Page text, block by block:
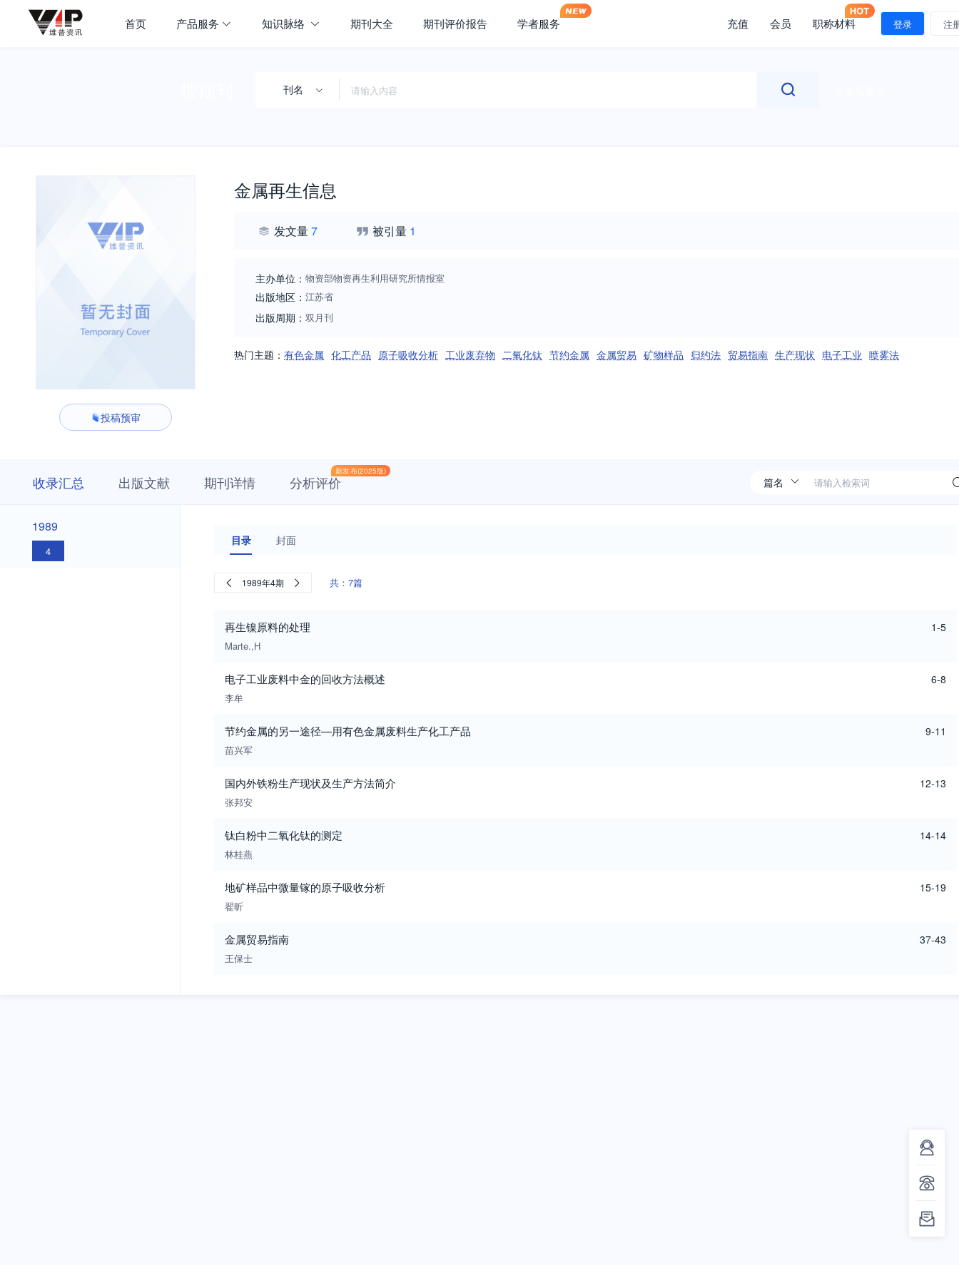
首页 产品服务 知识脉络 期刊大全 期刊评价报告 学者服务 充值 会员 职称材料 登录 注
刊名
投稿预审
金属再生信息
发文量7 被引量 1
主办单位： 物资部物资再生利用研究所情报室
出版地区： 江苏省
出版周期： 双月刊
热门主题： 有色金属 化工产品 原子吸收分析 工业废弃物 二氧化钛 节约金属 金属贸易 矿物样品 归约法 贸易指南 生产现状 电子工业 喷雾法
收录汇总 出版文献 期刊详情
新发布(2025版)
分析评价
1989
1989
4
目录 封面
1989年4期 共：7篇
再生镍原料的处理
Marte.,H
1-5
电子工业废料中金的回收方法概述
李牟
6-8
节约金属的另一途径—用有色金属废料生产化工产品
苗兴军
9-11
国内外铁粉生产现状及生产方法简介
张邦安
12-13
钛白粉中二氧化钛的测定
林桂燕
14-14
地矿样品中微量镓的原子吸收分析
翟昕
15-19
金属贸易指南
王保士
37-43